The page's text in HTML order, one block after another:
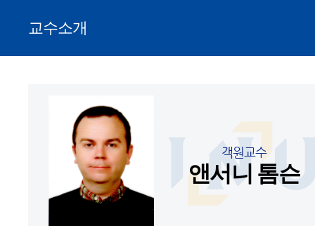
교수소개
객원교수
앤서니 톰슨